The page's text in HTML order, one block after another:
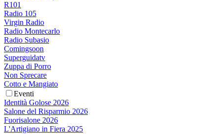
R101
Radio 105
Virgin Radio
Radio Montecarlo
Radio Subasio
Comingsoon
Superguidatv
Zuppa di Porro
Non Sprecare
Cotto e Mangiato
Eventi
Identità Golose 2026
Salone del Risparmio 2026
Fuorisalone 2026
L'Artigiano in Fiera 2025